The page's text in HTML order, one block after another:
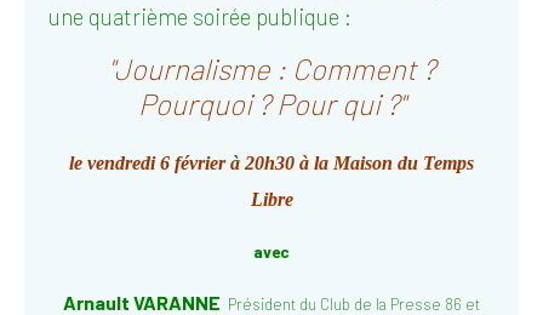
une quatrième soirée publique :
"Journalisme : Comment ?
Pourquoi ? Pour qui ?"
le vendredi 6 février à 20h30 à la Maison du Temps
Libre
avec
Arnault VARANNE Président du Club de la Presse 86 et